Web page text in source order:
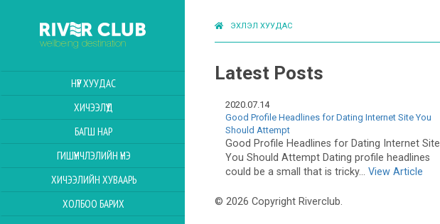
НҮҮР ХУУДАС
ХИЧЭЭЛҮҮД
БАГШ НАР
ГИШҮҮНЧЛЭЛИЙН ҮНЭ
ХИЧЭЭЛИЙН ХУВААРЬ
ХОЛБОО БАРИХ
ЭХЛЭЛ ХУУДАС
Latest Posts
2020.07.14
Good Profile Headlines for Dating Internet Site You
Should Attempt
Good Profile Headlines for Dating Internet Site
You Should Attempt Dating profile headlines
could be a small that is tricky... View Article
© 2026 Copyright Riverclub.